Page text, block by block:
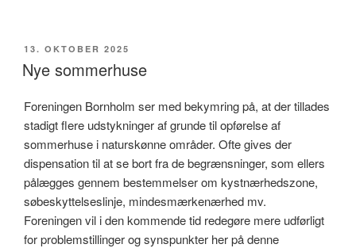
UDGIVET
DEN
13. OKTOBER 2025
Nye sommerhuse
Foreningen Bornholm ser med bekymring på, at der tillades
stadigt flere udstykninger af grunde til opførelse af
sommerhuse i naturskønne områder. Ofte gives der
dispensation til at se bort fra de begrænsninger, som ellers
pålægges gennem bestemmelser om kystnærhedszone,
søbeskyttelseslinje, mindesmærkenærhed mv.
Foreningen vil i den kommende tid redegøre mere udførligt
for problemstillinger og synspunkter her på denne